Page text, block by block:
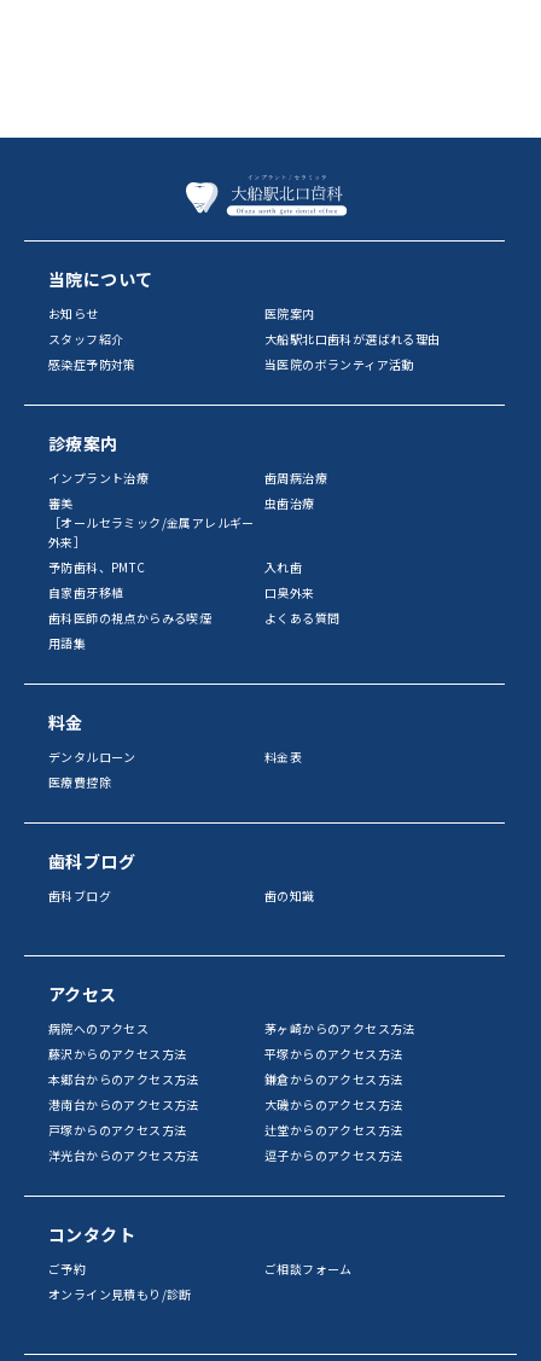
当院について
お知らせ
医院案内
スタッフ紹介
大船駅北口歯科が選ばれる理由
感染症予防対策
当医院のボランティア活動
診療案内
インプラント治療
歯周病治療
審美
［オールセラミック/金属アレルギー
外来］
虫歯治療
予防歯科、PMTC
入れ歯
自家歯牙移植
口臭外来
歯科医師の視点からみる喫煙
よくある質問
用語集
料金
デンタルローン
料金表
医療費控除
歯科ブログ
歯科ブログ 歯の知識
アクセス
病院へのアクセス
茅ヶ崎からのアクセス方法
藤沢からのアクセス方法
平塚からのアクセス方法
本郷台からのアクセス方法
鎌倉からのアクセス方法
港南台からのアクセス方法
大磯からのアクセス方法
戸塚からのアクセス方法
辻堂からのアクセス方法
洋光台からのアクセス方法
逗子からのアクセス方法
コンタクト
ご予約
ご相談フォーム
オンライン見積もり/診断